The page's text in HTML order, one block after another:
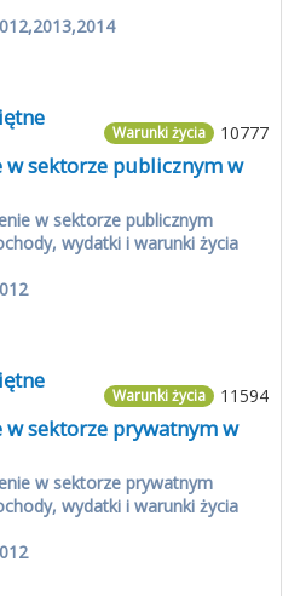
10777
Warunki życia
sektorze publicznym w
w sektorze publicznym
wydatki i warunki życia
11594
Warunki życia
sektorze prywatnym w
w sektorze prywatnym
wydatki i warunki życia